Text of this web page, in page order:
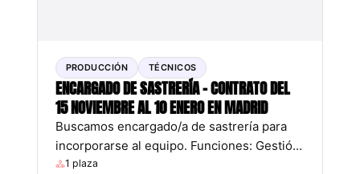
PRODUCCIÓN TÉCNICOS
ENCARGADO DE SASTRERÍA – CONTRATO DEL
15 NOVIEMBRE AL 10 ENERO EN MADRID
Buscamos encargado/a de sastrería para
incorporarse al equipo. Funciones: Gestión,
mantenimiento y organización del vestuario
1 plaza